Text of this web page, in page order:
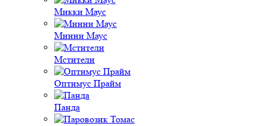
Микки Маус
Минни Маус
Мстители
Оптимус Прайм
Панда